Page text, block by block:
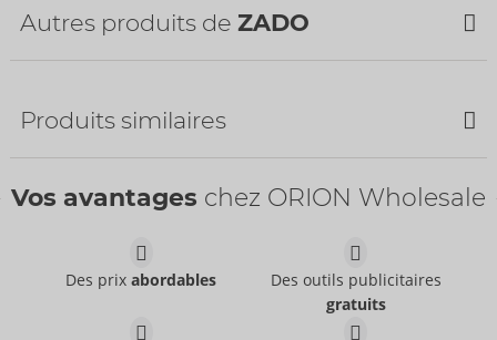
livraison suivante:44/2026
Autres produits de ZADO
Leather Paddle
Produits similaires
Vos avantages chez ORION Wholesale
Des prixabordables
Des outils publicitaires
gratuits